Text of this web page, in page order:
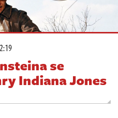
se
Indiana Jones